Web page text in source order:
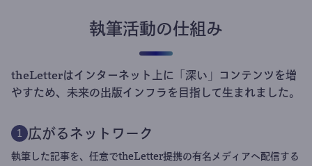
執筆活動の仕組み
theLetterはインターネット上に「深い」コンテンツを増
やすため、未来の出版インフラを目指して生まれました。
1 広がるネットワーク
執筆した記事を、任意でtheLetter提携の有名メディアへ配信する